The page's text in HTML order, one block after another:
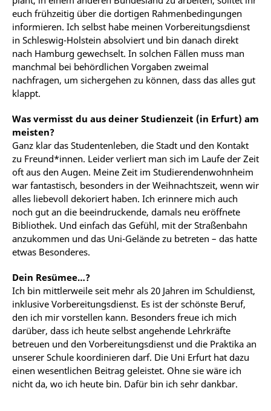
euch frühzeitig über die dortigen Rahmenbedingungen
informieren. Ich selbst habe meinen Vorbereitungsdienst
in Schleswig-Holstein absolviert und bin danach direkt
nach Hamburg gewechselt. In solchen Fällen muss man
manchmal bei behördlichen Vorgaben zweimal
nachfragen, um sichergehen zu können, dass das alles gut
klappt.
Was vermisst du aus deiner Studienzeit (in Erfurt) am
meisten?
Ganz klar das Studentenleben, die Stadt und den Kontakt
zu Freund*innen. Leider verliert man sich im Laufe der Zeit
oft aus den Augen. Meine Zeit im Studierendenwohnheim
war fantastisch, besonders in der Weihnachtszeit, wenn wir
alles liebevoll dekoriert haben. Ich erinnere mich auch
noch gut an die beeindruckende, damals neu eröffnete
Bibliothek. Und einfach das Gefühl, mit der Straßenbahn
anzukommen und das Uni-Gelände zu betreten – das hatte
etwas Besonderes.
Dein Resümee…?
Ich bin mittlerweile seit mehr als 20 Jahren im Schuldienst,
inklusive Vorbereitungsdienst. Es ist der schönste Beruf,
den ich mir vorstellen kann. Besonders freue ich mich
darüber, dass ich heute selbst angehende Lehrkräfte
betreuen und den Vorbereitungsdienst und die Praktika an
unserer Schule koordinieren darf. Die Uni Erfurt hat dazu
einen wesentlichen Beitrag geleistet. Ohne sie wäre ich
nicht da, wo ich heute bin. Dafür bin ich sehr dankbar.